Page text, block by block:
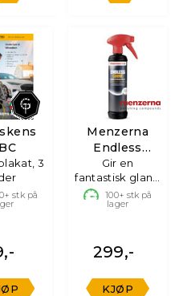
3
stk på
Menzerna
Endless
Shine
Quickdetailer
Gir en
fantastisk glans!
500ml
100+ stk på
lager
299,-
KJØP